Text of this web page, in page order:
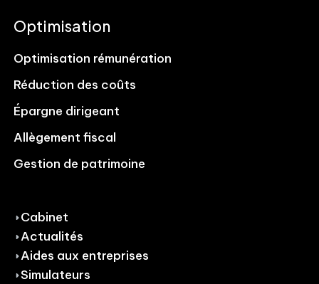
Optimisation
Optimisation rémunération
Réduction des coûts
Épargne dirigeant
Allègement fiscal
Gestion de patrimoine
Cabinet
Actualités
Aides aux entreprises
Simulateurs